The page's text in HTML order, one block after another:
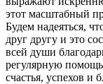
этот масштабный
Будем надеяться,
друг другу и это
всей души
регулярную
счастья, успехов и